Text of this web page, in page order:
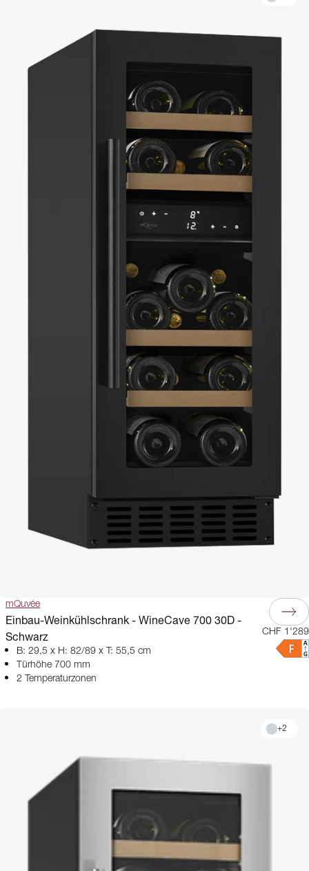
mQuvée
Einbau-Weinkühlschrank - WineCave 700 30D -
Schwarz
B: 29,5 x H: 82/89 x T: 55,5 cm
Türhöhe 700 mm
2 Temperaturzonen
CHF 1'289
+2